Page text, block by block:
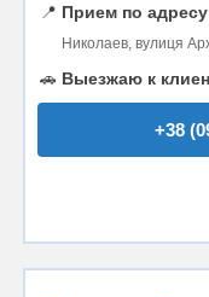
📍 Прием по адресу
Николаев, вулиця
🚗 Выезжаю к
+38